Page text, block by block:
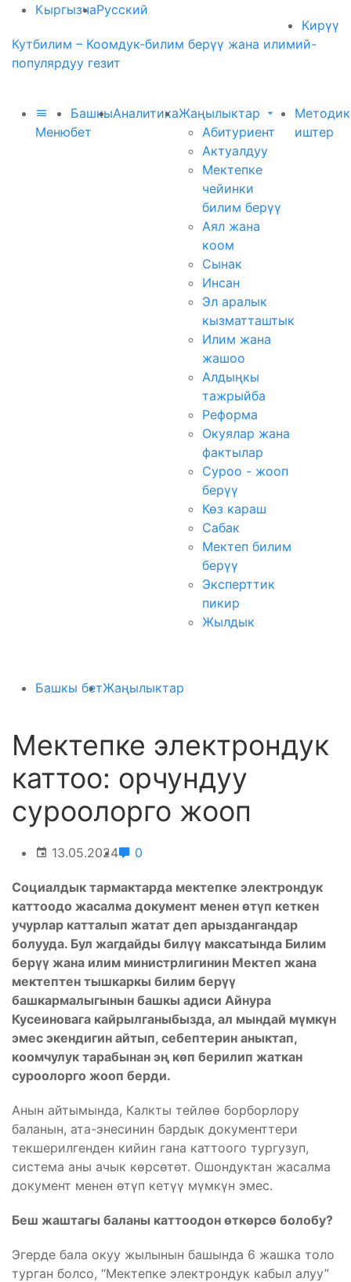
КыргызчаРусский
Кирүү
Кутбилим – Коомдук-билим берүү жана илимий-
популярдуу гезит
Меню
Башкы
бет
АналитикаЖаңылыктар
Абитуриент
Актуалдуу
Мектепке
чейинки
билим берүү
Аял жана
коом
Сынак
Инсан
Эл аралык
кызматташтык
Илим жана
жашоо
Алдыңкы
тажрыйба
Реформа
Окуялар жана
фактылар
Суроо - жооп
берүү
Көз караш
Сабак
Мектеп билим
берүү
Эксперттик
пикир
Жылдык
иштер
Башкы бетЖаңылыктар
Мектепке электрондук
каттоо: орчундуу
суроолорго жооп
13.05.2024 0
Социалдык тармактарда мектепке электрондук
каттоодо жасалма документ менен өтүп кеткен
учурлар катталып жатат деп арыздангандар
болууда. Бул жагдайды билүү максатында Билим
берүү жана илим министрлигинин Мектеп жана
мектептен тышкаркы билим берүү
башкармалыгынын башкы адиси Айнура
Кусеиновага кайрылганыбызда, ал мындай мүмкүн
эмес экендигин айтып, себептерин аныктап,
коомчулук тарабынан эң көп берилип жаткан
суроолорго жооп берди.
Анын айтымында, Калкты тейлөө борборлору
баланын, ата-энесинин бардык документтери
текшерилгенден кийин гана каттоого тургузуп,
система аны ачык көрсөтөт. Ошондуктан жасалма
документ менен өтүп кетүү мүмкүн эмес.
Беш жаштагы баланы каттоодон өткөрсө болобу?
Эгерде бала окуу жылынын башында 6 жашка толо
турган болсо, “Мектепке электрондук кабыл алуу”